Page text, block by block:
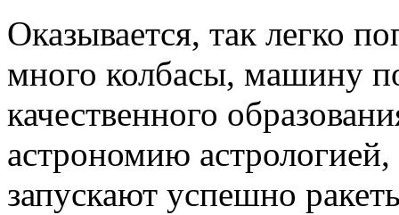
Оказывается, так легко
много колбасы, машину
качественного
астрономию
запускают успешно